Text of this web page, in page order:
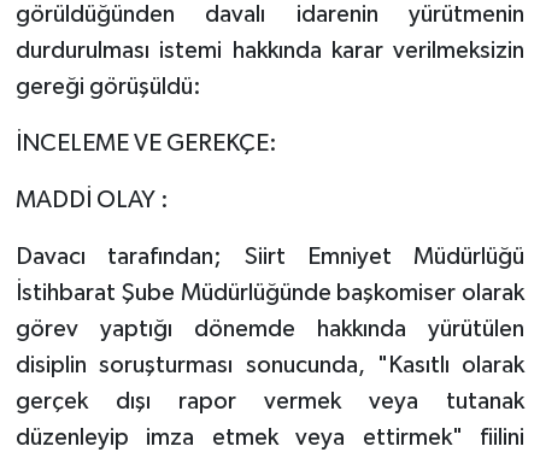
görüldüğünden davalı idarenin yürütmenin
durdurulması istemi hakkında karar verilmeksizin
gereği görüşüldü:
İNCELEME VE GEREKÇE:
MADDİ OLAY :
Davacı tarafından; Siirt Emniyet Müdürlüğü
İstihbarat Şube Müdürlüğünde başkomiser olarak
görev yaptığı dönemde hakkında yürütülen
disiplin soruşturması sonucunda, "Kasıtlı olarak
gerçek dışı rapor vermek veya tutanak
düzenleyip imza etmek veya ettirmek" fiilini